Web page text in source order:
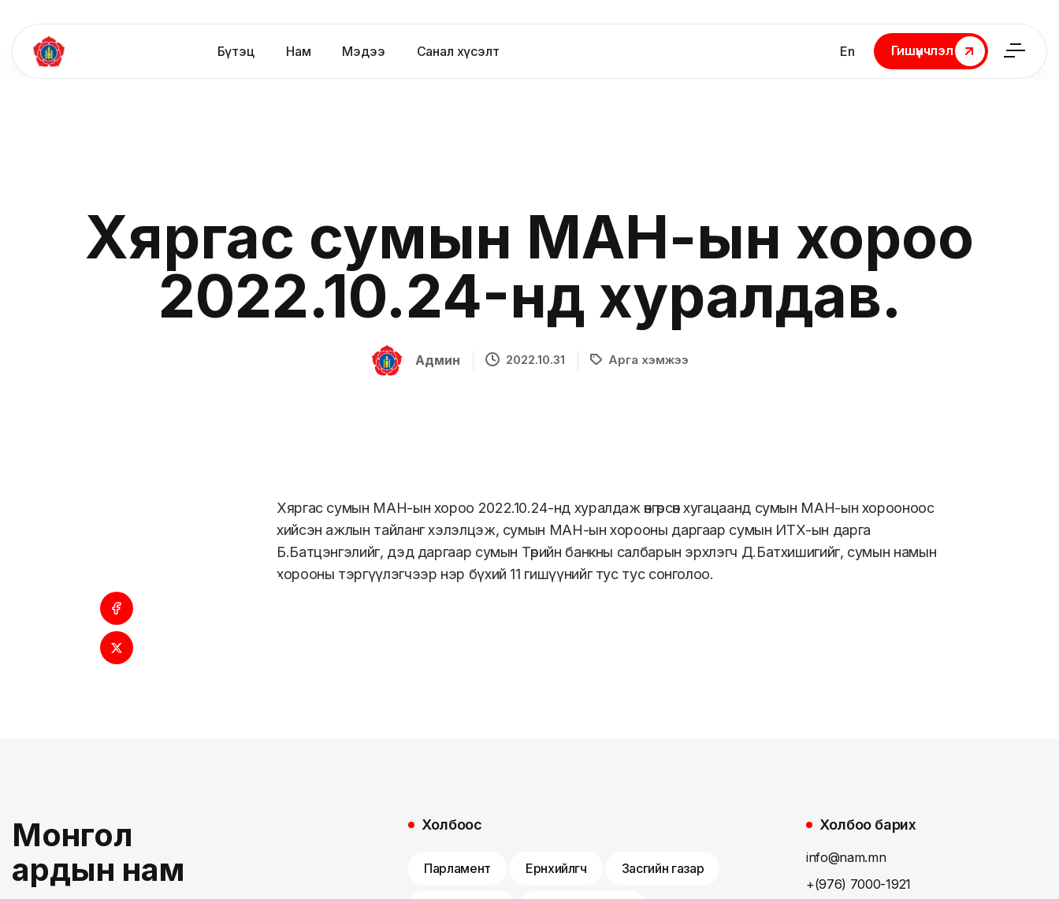
Бүтэц Нам Мэдээ Санал хүсэлт En
Гишүүнчлэл
Гишүүнчлэл
Хяргас сумын МАН-ын хороо
2022.10.24-нд хуралдав.
Админ 2022.10.31 Арга хэмжээ
Хяргас сумын МАН-ын хороо 2022.10.24-нд хуралдаж өнгөрсөн хугацаанд сумын МАН-ын хорооноос
хийсэн ажлын тайланг хэлэлцэж, сумын МАН-ын хорооны даргаар сумын ИТХ-ын дарга
Б.Батцэнгэлийг, дэд даргаар сумын Төрийн банкны салбарын эрхлэгч Д.Батхишигийг, сумын намын
хорооны тэргүүлэгчээр нэр бүхий 11 гишүүнийг тус тус сонголоо.
Монгол
ардын нам
Холбоос
Парламент Ерөнхийлөгч Засгийн газар
Холбоо барих
info@nam.mn
+(976) 7000-1921